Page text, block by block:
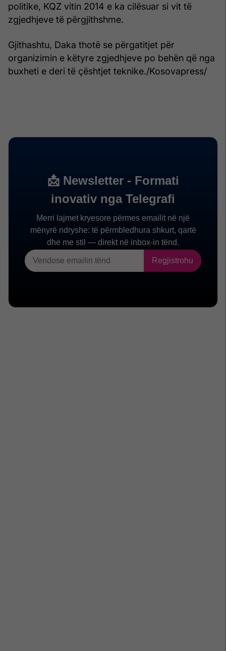
politike, KQZ vitin 2014 e ka cilësuar si vit të
zgjedhjeve të përgjithshme.
Gjithashtu, Daka thotë se përgatitjet për
organizimin e këtyre zgjedhjeve po behën që nga
buxheti e deri të çështjet teknike./Kosovapress/